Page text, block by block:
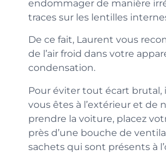
endommager de manière
traces sur les lentilles
De ce fait, Laurent vous
de l’air froid dans votre
condensation.
Pour éviter tout écart brutal,
vous êtes à l’extérieur et de
prendre la voiture, placez
près d’une bouche de
sachets qui sont présents à